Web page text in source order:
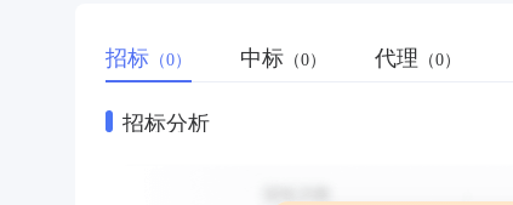
招标 （0） 中标 （0） 代理 （0）
招标分析